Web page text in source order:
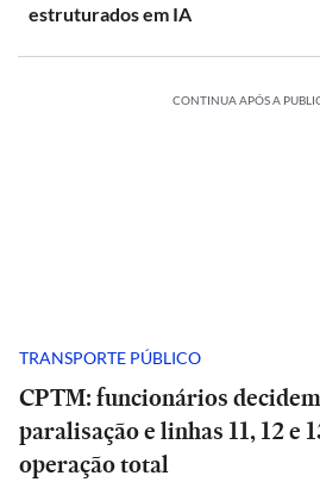
estruturados em IA
CONTINUA APÓS A
TRANSPORTE PÚBLICO
CPTM: funcionários
paralisação e linhas 11, 12 e
operação total